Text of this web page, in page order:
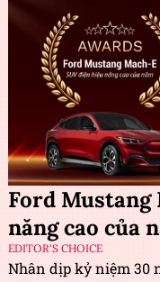
Ford Mustang
năng cao của
EDITOR'S CHOICE
Nhân dịp kỷ niệm 30